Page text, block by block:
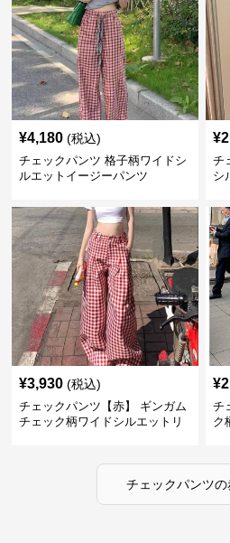
¥4,180 (税込)
チェックパンツ 格子柄ワイドシ
ルエットイージーパンツ
¥
チ
シ
¥3,930 (税込)
チェックパンツ【赤】 ギンガム
チェック柄ワイドシルエットリ
¥
チ
ク
チェックパンツの